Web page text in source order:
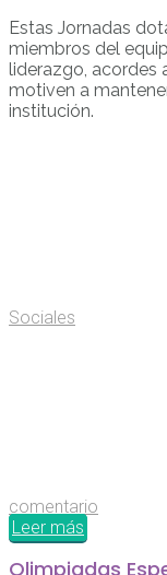
Estas Jornadas
miembros del
liderazgo, acordes
motiven a
institución.
Sociales
comentario
Leer más
Olimpiadas